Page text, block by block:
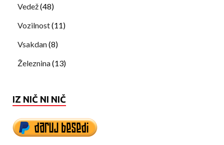
Vedež(48)
Vozilnost(11)
Vsakdan(8)
Železnina(13)
IZ NIČ NI NIČ